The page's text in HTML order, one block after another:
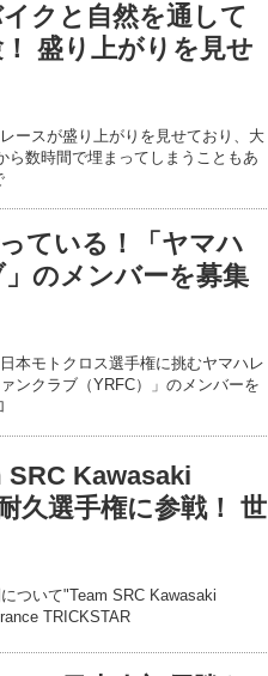
クと自然を通して
盛り上がりを見せ
ースが盛り上がりを見せており、大
ら数時間で埋まってしまうこともあ
ている！「ヤマハ
のメンバーを募集
本モトクロス選手権に挑むヤマハレ
ンクラブ（YRFC）」のメンバーを
SRC Kawasaki
久選手権に参戦！ 世
ついて"Team SRC Kawasaki
TRICKSTAR